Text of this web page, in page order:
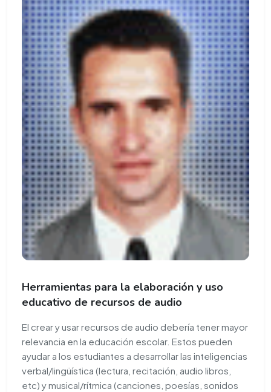
Herramientas para la elaboración y uso
educativo de recursos de audio
El crear y usar recursos de audio debería tener mayor
relevancia en la educación escolar. Estos pueden
ayudar a los estudiantes a desarrollar las inteligencias
verbal/lingüística (lectura, recitación, audio libros,
etc) y musical/rítmica (canciones, poesías, sonidos